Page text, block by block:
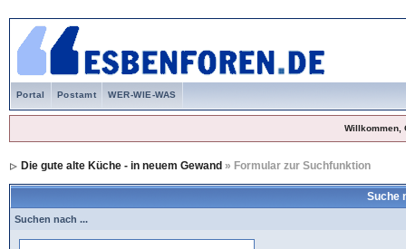
Portal Postamt WER-WIE-WAS
Willkommen,
Die gute alte Küche - in neuem Gewand » Formular zur Suchfunktion
Suche
Suchen nach ...